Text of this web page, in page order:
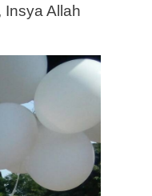
Insya Allah